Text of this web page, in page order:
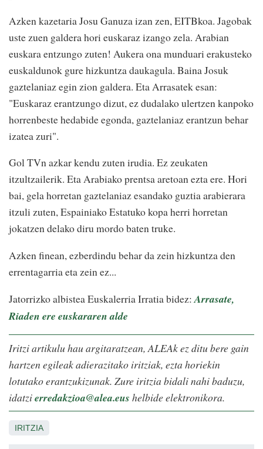
Azken kazetaria Josu Ganuza izan zen, EITBkoa. Jagobak
uste zuen galdera hori euskaraz izango zela. Arabian
euskara entzungo zuten! Aukera ona munduari erakusteko
euskaldunok gure hizkuntza daukagula. Baina Josuk
gaztelaniaz egin zion galdera. Eta Arrasatek esan:
"Euskaraz erantzungo dizut, ez dudalako ulertzen kanpoko
horrenbeste hedabide egonda, gaztelaniaz erantzun behar
izatea zuri".
Gol TVn azkar kendu zuten irudia. Ez zeukaten
itzultzailerik. Eta Arabiako prentsa aretoan ezta ere. Hori
bai, gela horretan gaztelaniaz esandako guztia arabierara
itzuli zuten, Espainiako Estatuko kopa herri horretan
jokatzen delako diru mordo baten truke.
Azken finean, ezberdindu behar da zein hizkuntza den
errentagarria eta zein ez...
Jatorrizko albistea Euskalerria Irratia bidez: Arrasate,
Riaden ere euskararen alde
Iritzi artikulu hau argitaratzean, ALEAk ez ditu bere gain
hartzen egileak adierazitako iritziak, ezta horiekin
lotutako erantzukizunak. Zure iritzia bidali nahi baduzu,
idatzierredakzioa@alea.eus helbide elektronikora.
IRITZIA